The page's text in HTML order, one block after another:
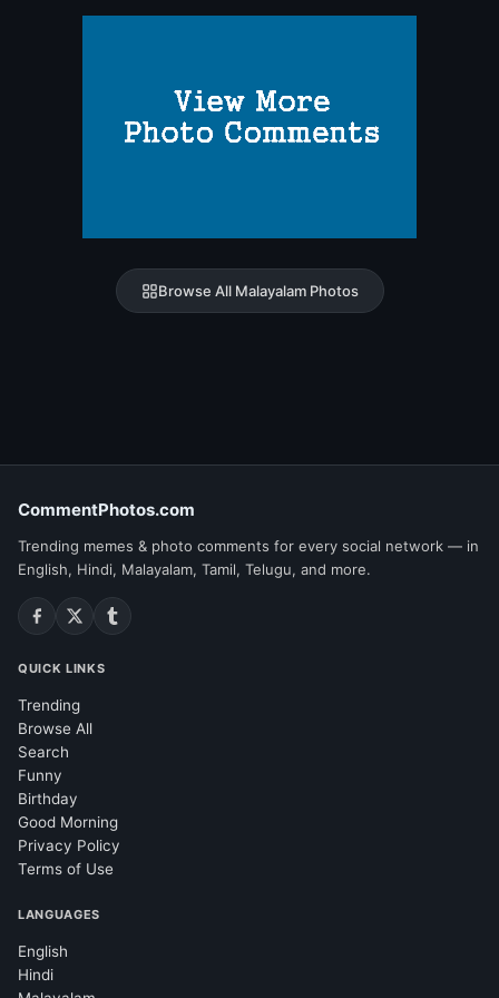
Browse All Malayalam Photos
CommentPhotos.com
Trending memes & photo comments for every social network — in
English, Hindi, Malayalam, Tamil, Telugu, and more.
QUICK LINKS
Trending
Browse All
Search
Funny
Birthday
Good Morning
Privacy Policy
Terms of Use
LANGUAGES
English
Hindi